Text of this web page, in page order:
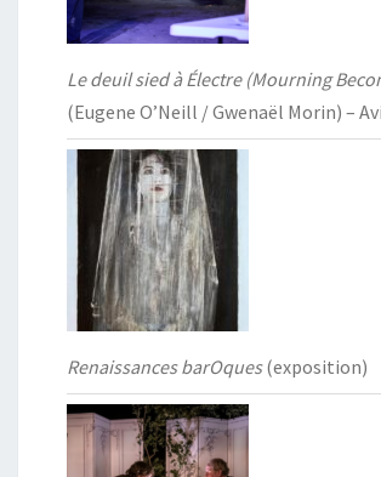
Le deuil sied à Électre (Mourning
(Eugene O’Neill / Gwenaël Morin) –
Renaissances barOques(exposition)